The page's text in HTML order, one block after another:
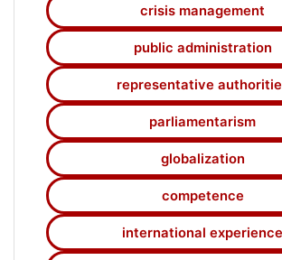
та її післявоєнного
спрямована на аналіз і
системи антикризового
представницьких органах влади
зокрема парламенту та
влади, враховуючи теоретичні
практичний досвід в умовах
зовнішніх криз.
crisis management
public administration
representative
parliamentarism
globalization
competence
international experience